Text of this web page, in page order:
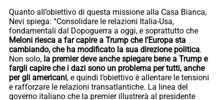
Quanto all’obiettivo di questa missione alla Casa Bianca,
Nevi spiega: “Consolidare le relazioni Italia-Usa,
fondamentali dal Dopoguerra a oggi, e soprattutto che
Meloni riesca a far capire a Trump che l’Europa sta
cambiando, che ha modificato la sua direzione politica.
Non solo, la premier deve anche spiegare bene a Trump e
fargli capire che i dazi sono un problema per tutti, anche
per gli americani, e quindi l’obiettivo è allentare le tensioni
e rafforzare le relazioni transatlantiche. La linea del
governo italiano che la premier illustrerà al presidente